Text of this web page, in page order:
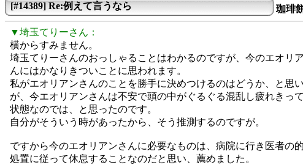
[#14389] Re:例えて言うなら 珈琲
▼埼玉てりーさん：
横からすみません。
埼玉てりーさんのおっしゃることはわかるのですが、今のエオリ
んにはかなりきついことに思われます。
私がエオリアンさんのことを勝手に決めつけるのはどうか、と思
が、今エオリアンさんは不安で頭の中がぐるぐる混乱し疲れきっ
状態なのでは、と思ったのです。
自分がそういう時があったから、そう推測するのですが。
ですから今のエオリアンさんに必要なものは、病院に行き医者の
処置に従って休息することなのだと思い、薦めました。